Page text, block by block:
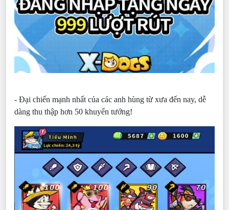
- Đại chiến mạnh nhất của các anh hùng từ xưa đến nay, dễ
dàng thu thập hơn 50 khuyển tướng!